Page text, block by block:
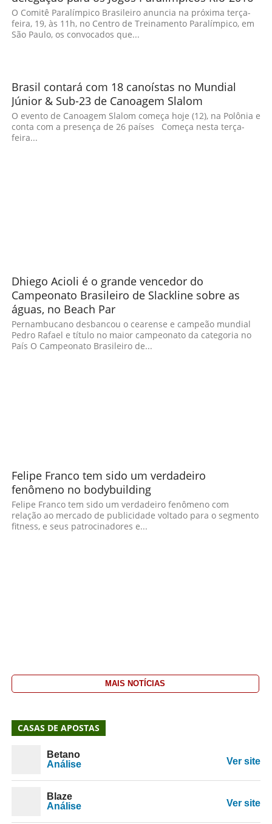
O Comitê Paralímpico Brasileiro anuncia na próxima terça-
feira, 19, às 11h, no Centro de Treinamento Paralímpico, em
São Paulo, os convocados que...
Brasil contará com 18 canoístas no Mundial
Júnior & Sub-23 de Canoagem Slalom
O evento de Canoagem Slalom começa hoje (12), na Polônia e
conta com a presença de 26 países Começa nesta terça-
feira...
Dhiego Acioli é o grande vencedor do
Campeonato Brasileiro de Slackline sobre as
águas, no Beach Par
Pernambucano desbancou o cearense e campeão mundial
Pedro Rafael e título no maior campeonato da categoria no
País O Campeonato Brasileiro de...
Felipe Franco tem sido um verdadeiro
fenômeno no bodybuilding
Felipe Franco tem sido um verdadeiro fenômeno com
relação ao mercado de publicidade voltado para o segmento
fitness, e seus patrocinadores e...
MAIS NOTÍCIAS
CASAS DE APOSTAS
Betano
Análise
Ver site
Blaze
Análise
Ver site